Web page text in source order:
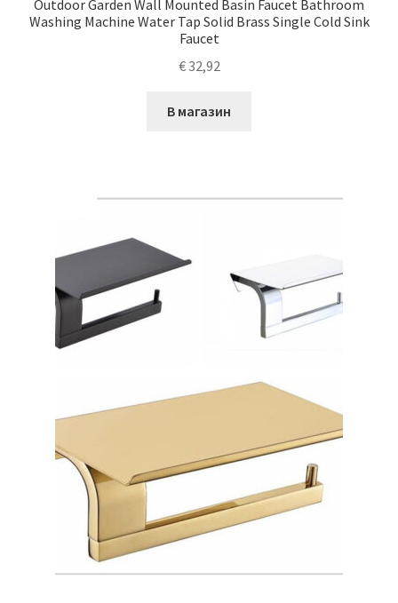
Outdoor Garden Wall Mounted Basin Faucet Bathroom
Washing Machine Water Tap Solid Brass Single Cold Sink
Faucet
€32,92
В магазин